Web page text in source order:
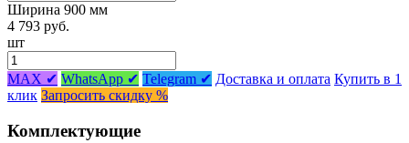
Ширина 900 мм
4 793 руб.
шт
MAX ✔ WhatsApp ✔ Telegram ✔ Доставка и оплата Купить в 1
клик Запросить скидку %
Комплектующие